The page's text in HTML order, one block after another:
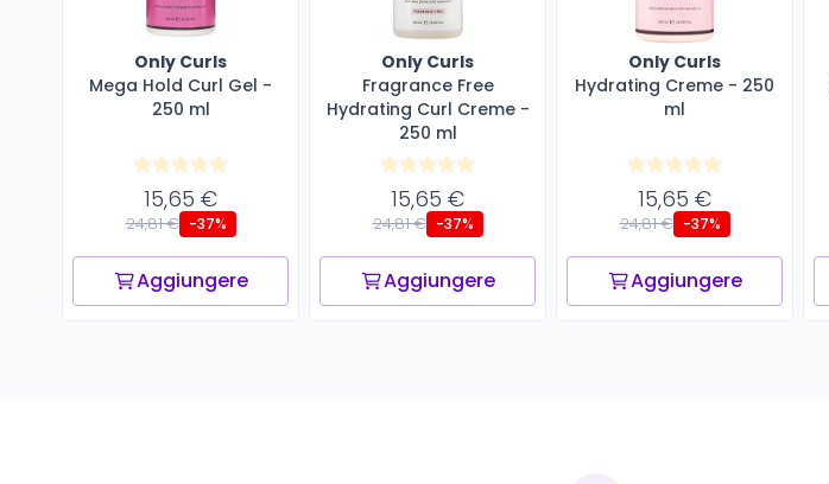
Only Curls
Mega Hold Curl Gel -
250 ml
15,65 €
24,81 € -37%
Aggiungere
Only Curls
Fragrance Free
Hydrating Curl Creme -
250 ml
15,65 €
24,81 € -37%
Aggiungere
Only Curls
Hydrating Creme - 250
ml
15,65 €
24,81 € -37%
Aggiungere